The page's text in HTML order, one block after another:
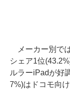
メーカー別で
シェア1位
ルラーiPadが好
7%)はドコモ向